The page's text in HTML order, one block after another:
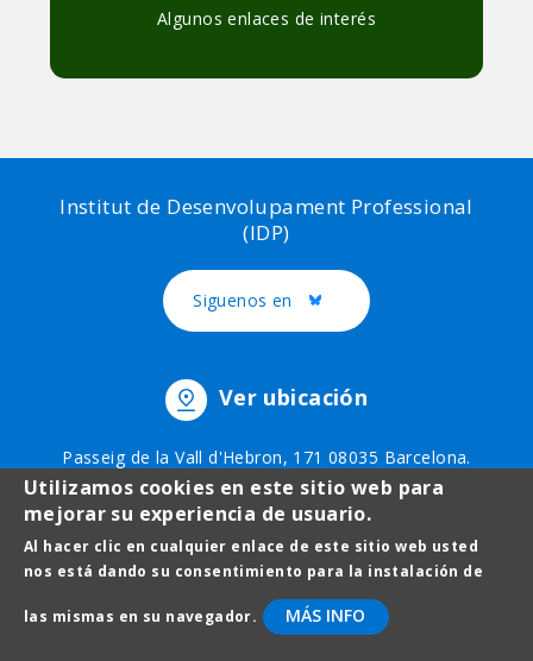
Algunos enlaces de interés
Institut de Desenvolupament Professional
(IDP)
Siguenos en Twitter
Ver ubicación
Passeig de la Vall d'Hebron, 171 08035 Barcelona.
Teléfono: 93 403 51 75
Menú
al
Avís legal
Protecció de dades
Contacto
Utilizamos cookies en este sitio web para
mejorar su experiencia de usuario.
Al hacer clic en cualquier enlace de este sitio web usted
nos está dando su consentimiento para la instalación de
las mismas en su navegador. MÁS INFO